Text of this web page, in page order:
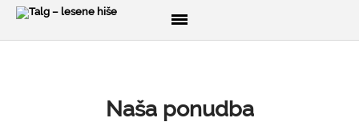
O NAS
Naša ponudba